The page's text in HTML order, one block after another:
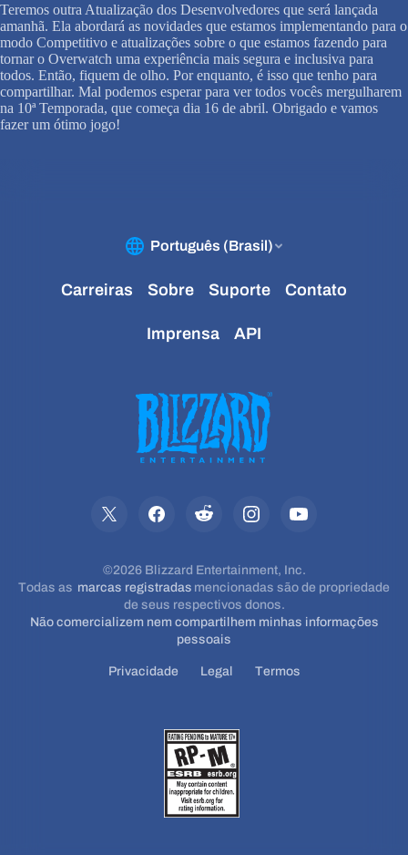
Teremos outra Atualização dos Desenvolvedores que será lançada
amanhã. Ela abordará as novidades que estamos implementando para o
modo Competitivo e atualizações sobre o que estamos fazendo para
tornar o Overwatch uma experiência mais segura e inclusiva para
todos. Então, fiquem de olho. Por enquanto, é isso que tenho para
compartilhar. Mal podemos esperar para ver todos vocês mergulharem
na 10ª Temporada, que começa dia 16 de abril. Obrigado e vamos
fazer um ótimo jogo!